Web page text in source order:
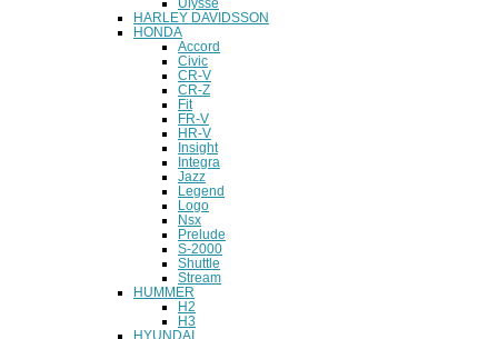
HARLEY DAVIDSSON
HONDA
Accord
Civic
CR-V
CR-Z
Fit
FR-V
HR-V
Insight
Integra
Jazz
Legend
Logo
Nsx
Prelude
S-2000
Shuttle
Stream
HUMMER
H2
H3
HYUNDAI